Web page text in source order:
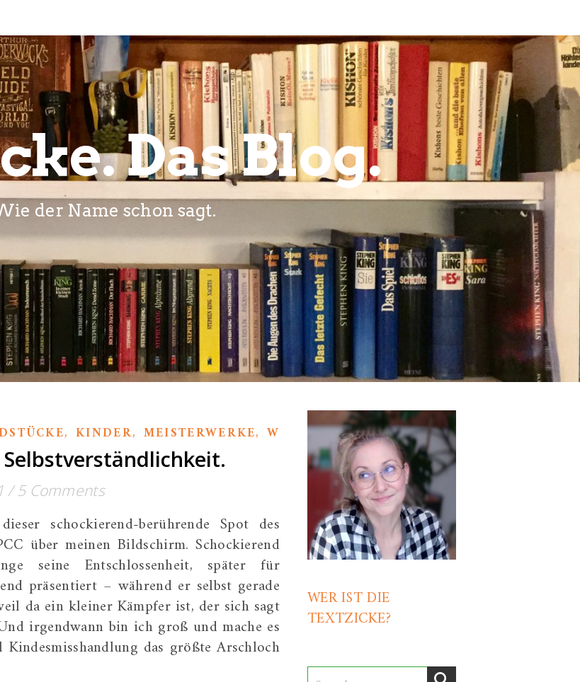
Das Blog.
der Name schon sagt.
, KINDER, MEISTERWERKE,WERBUNG,WICHTIGES
/ 5 Comments
schockierend-berührende Spot des
über meinen Bildschirm. Schockierend
seine Entschlossenheit, später für
präsentiert – während er selbst gerade
da ein kleiner Kämpfer ist, der sich sagt
irgendwann bin ich groß und mache es
das größte Arschloch
WER IST DIE
TEXTZICKE?